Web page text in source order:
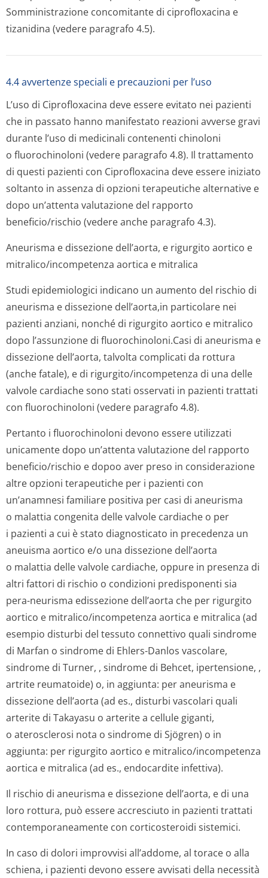
Somministrazione concomitante di ciprofloxacina e
tizanidina (vedere paragrafo 4.5).
4.4 avvertenze speciali e precauzioni per l’uso
L’uso di Ciprofloxacina deve essere evitato nei pazienti
che in passato hanno manifestato reazioni avverse gravi
durante l’uso di medicinali contenenti chinoloni
o fluorochinoloni (vedere paragrafo 4.8). Il trattamento
di questi pazienti con Ciprofloxacina deve essere iniziato
soltanto in assenza di opzioni terapeutiche alternative e
dopo un’attenta valutazione del rapporto
beneficio/rischio (vedere anche paragrafo 4.3).
Aneurisma e dissezione dell’aorta, e rigurgito aortico e
mitralico/incom­petenza aortica e mitralica
Studi epidemiologici indicano un aumento del rischio di
aneurisma e dissezione dell’aorta,in particolare nei
pazienti anziani, nonché di rigurgito aortico e mitralico
dopo l’assunzione di fluorochinolo­ni.Casi di aneurisma e
dissezione dell’aorta, talvolta complicati da rottura
(anche fatale), e di rigurgito/incom­petenza di una delle
valvole cardiache sono stati osservati in pazienti trattati
con fluorochinoloni (vedere paragrafo 4.8).
Pertanto i fluorochinoloni devono essere utilizzati
unicamente dopo un’attenta valutazione del rapporto
beneficio/rischio e dopoo aver preso in considerazione
altre opzioni terapeutiche per i pazienti con
un’anamnesi familiare positiva per casi di aneurisma
o malattia congenita delle valvole cardiache o per
i pazienti a cui è stato diagnosticato in precedenza un
aneuisma aortico e/o una dissezione dell’aorta
o malattia delle valvole cardiache, oppure in presenza di
altri fattori di rischio o condizioni predisponenti sia
pera-neurisma edissezione dell’aorta che per rigurgito
aortico e mitralico/incom­petenza aortica e mitralica (ad
esempio disturbi del tessuto connettivo quali sindrome
di Marfan o sindrome di Ehlers-Danlos vascolare,
sindrome di Turner, , sindrome di Behcet, ipertensione, ,
artrite reumatoide) o, in aggiunta: per aneurisma e
dissezione dell’aorta (ad es., disturbi vascolari quali
arterite di Takayasu o arterite a cellule giganti,
o aterosclerosi nota o sindrome di Sjögren) o in
aggiunta: per rigurgito aortico e mitralico/incom­petenza
aortica e mitralica (ad es., endocardite infettiva).
Il rischio di aneurisma e dissezione dell’aorta, e di una
loro rottura, può essere accresciuto in pazienti trattati
contemporaneamente con corticosteroidi sistemici.
In caso di dolori improvvisi all’addome, al torace o alla
schiena, i pazienti devono essere avvisati della necessità